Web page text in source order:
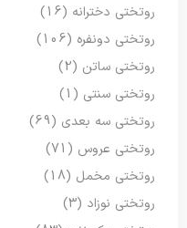
روتختی دخترانه (16)
روتختی دونفره (106)
روتختی ساتن (2)
روتختی سنتی (1)
روتختی سه بعدی (69)
روتختی عروس (71)
روتختی مخمل (18)
روتختی نوزاد (3)